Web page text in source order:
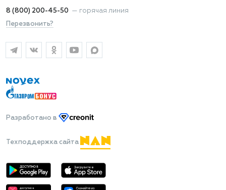
8 (800) 200-45-50 — горячая линия
Перезвонить?
Разработано в
Техподдержка сайта